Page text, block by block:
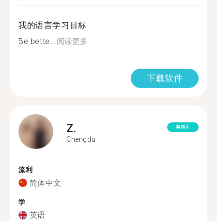
我的语言学习目标
Be bette...阅读更多
下载软件
Z.
Chengdu
新加入
流利
简体中文
学
英语